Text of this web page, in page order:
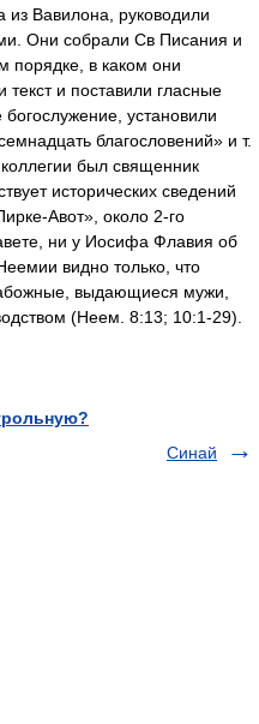
из Вавилона, руководили
Они собрали Св Писания и
порядке, в каком они
и поставили гласные
богослужение, установили
благословений» и т.
был священник
исторических сведений
Авот», около 2-го
ни у Иосифа Флавия об
видно только, что
выдающиеся мужи,
(Неем. 8:13; 10:1-29).
Синай